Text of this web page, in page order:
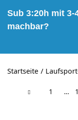
Sub 3:20h mit 3-
machbar?
Startseite
1 …